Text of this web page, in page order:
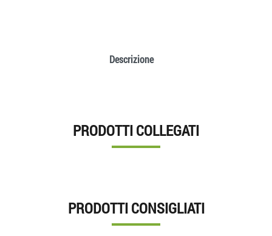
Descrizione
PRODOTTI COLLEGATI
PRODOTTI CONSIGLIATI